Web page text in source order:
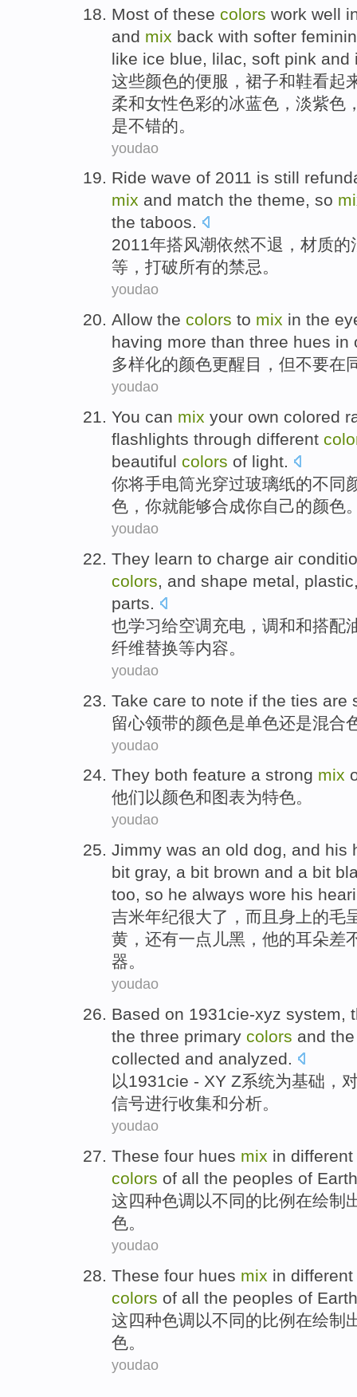
Most of these colors work well
and mix back with softer
like ice blue lilac soft pink and
这些颜色的便服 ， 裙子和鞋看起
柔和女性色彩的冰蓝色 ， 淡紫色
是不错的。
youdao
Ride wave of 2011 is still
mix and match the theme, so
the taboos.
2011年搭风潮依然不退 ， 材质的
等 ， 打破所有的禁忌。
youdao
Allow the colors to mix in the
having more than three hues in
多样化的颜色更醒目 ，但不要在
youdao
You can mix your own colored
flashlights through different
beautiful colors of light.
你将手电筒光穿过玻璃纸的不同
色，你就能够合成你自己的颜色
youdao
They learn to charge air
colors, and shape metal,
parts.
也学习给空调充电 ， 调和和搭配
纤维替换等内容。
youdao
Take care to note if the ties are
留心领带的颜色是单色还是混合
youdao
They both feature a strong mix
他们 以颜色和 图表为特色。
youdao
Jimmy was an old dog, and his
bit gray, a bit brown and a bit
too, so he always wore his
吉米年纪很大了， 而且 身上的毛
黄 ，还有一点儿黑 ， 他的耳朵差
器。
youdao
Based on 1931cie-xyz system,
the three primary colors and
collected and analyzed.
以1931cie - XY Z系统为基础，
信号进行收集和分析。
youdao
These four hues mix in different
colors of all the peoples of Earth
这四种色调 以不同的比例 在绘制
色。
youdao
These four hues mix in different
colors of all the peoples of Earth
这四种色调以不同的比例在绘制
色 。
youdao